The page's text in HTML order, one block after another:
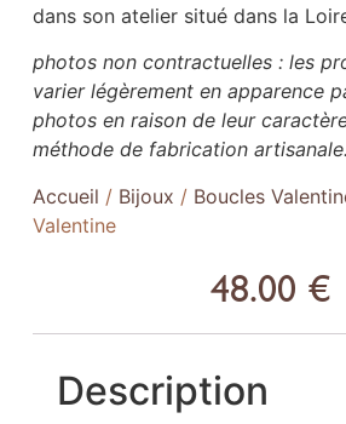
dans son atelier situé dans la
photos non contractuelles : les
varier légèrement en apparence
photos en raison de leur
méthode de fabrication artisanale.
Accueil / Bijoux / Boucles
Valentine
48.00 €
Description